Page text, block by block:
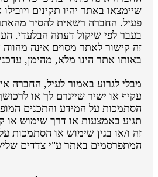
שיימצאו באתר יהיו תקינים ויובילו
פעיל. החברה רשאית להסיר מהאתר
בעבר לפי שיקול דעתה הבלעדי.
זה קישור לאתר מסוים אינה מהווה
באותו אתר הינו מלא, מהימן, עדכני
מבלי לגרוע באמור לעיל, החברה
עקיף או ישיר שייגרם לך או
הסתמכות על המידע והתכנים
תגיע באמצעות או דרך שימוש או
זה ו/או בגין שימוש או הסתמכות על
המתפרסמים באתר ע"י צדדים